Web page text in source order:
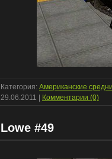
Категория: Американские
29.06.2011
Комментарии (0)
Lowe #49